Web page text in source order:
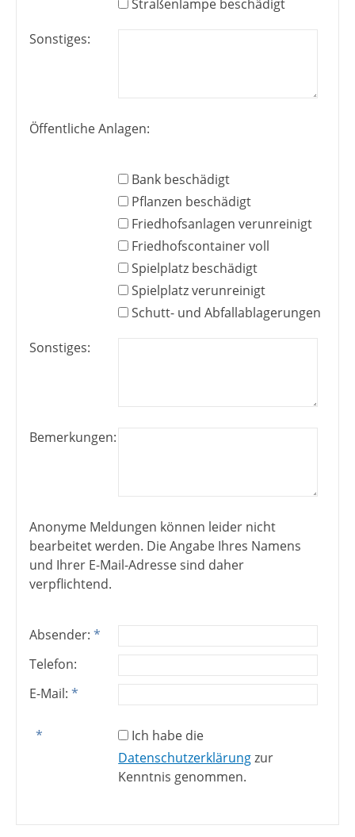
Straßenlampe beschädigt
Sonstiges:
Öffentliche Anlagen:
Bank beschädigt
Pflanzen beschädigt
Friedhofsanlagen verunreinigt
Friedhofscontainer voll
Spielplatz beschädigt
Spielplatz verunreinigt
Schutt- und Abfallablagerungen
Sonstiges:
Bemerkungen:
Anonyme Meldungen können leider nicht
bearbeitet werden. Die Angabe Ihres Namens
und Ihrer E-Mail-Adresse sind daher
verpflichtend.
Absender: *
Telefon:
E-Mail: *
*
Ich habe die
Datenschutzerklärungzur
Kenntnis genommen.